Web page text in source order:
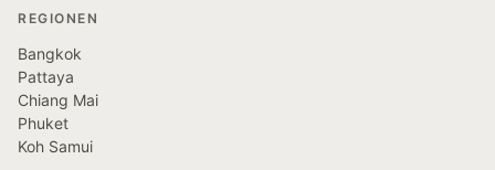
REGIONEN
Bangkok
Pattaya
Chiang Mai
Phuket
Koh Samui